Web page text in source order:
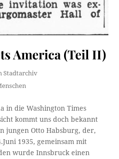
America (Teil II)
Stadtarchiv
in die Washington Times
kommt uns doch bekannt
jungen Otto Habsburg, der,
1935, gemeinsam mit
wurde Innsbruck einen